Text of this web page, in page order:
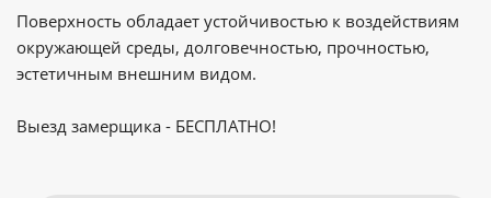
Поверхность обладает устойчивостью к воздействиям
окружающей среды, долговечностью, прочностью,
эстетичным внешним видом.
Выезд замерщика - БЕСПЛАТНО!